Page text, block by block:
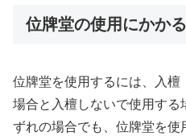
位牌堂の使用にかか
位牌堂を使用するには、入檀
場合と入檀しないで使用す
ずれの場合でも、位牌堂を